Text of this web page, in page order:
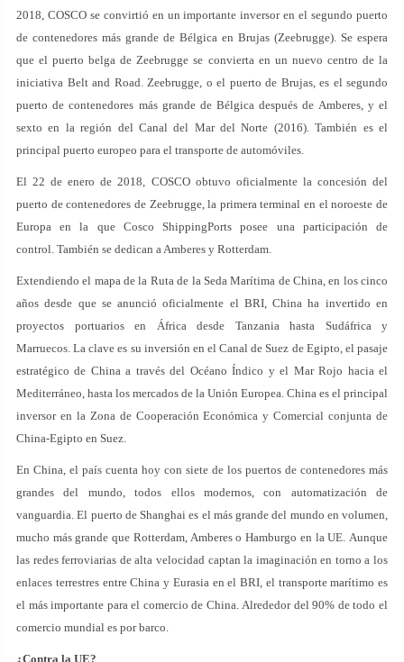
2018, COSCO se convirtió en un importante inversor en el segundo puerto
de contenedores más grande de Bélgica en Brujas (Zeebrugge). Se espera
que el puerto belga de Zeebrugge se convierta en un nuevo centro de la
iniciativa Belt and Road. Zeebrugge, o el puerto de Brujas, es el segundo
puerto de contenedores más grande de Bélgica después de Amberes, y el
sexto en la región del Canal del Mar del Norte (2016). También es el
principal puerto europeo para el transporte de automóviles.
El 22 de enero de 2018, COSCO obtuvo oficialmente la concesión del
puerto de contenedores de Zeebrugge, la primera terminal en el noroeste de
Europa en la que Cosco ShippingPorts posee una participación de
control. También se dedican a Amberes y Rotterdam.
Extendiendo el mapa de la Ruta de la Seda Marítima de China, en los cinco
años desde que se anunció oficialmente el BRI, China ha invertido en
proyectos portuarios en África desde Tanzania hasta Sudáfrica y
Marruecos. La clave es su inversión en el Canal de Suez de Egipto, el pasaje
estratégico de China a través del Océano Índico y el Mar Rojo hacia el
Mediterráneo, hasta los mercados de la Unión Europea. China es el principal
inversor en la Zona de Cooperación Económica y Comercial conjunta de
China-Egipto en Suez.
En China, el país cuenta hoy con siete de los puertos de contenedores más
grandes del mundo, todos ellos modernos, con automatización de
vanguardia. El puerto de Shanghai es el más grande del mundo en volumen,
mucho más grande que Rotterdam, Amberes o Hamburgo en la UE. Aunque
las redes ferroviarias de alta velocidad captan la imaginación en torno a los
enlaces terrestres entre China y Eurasia en el BRI, el transporte marítimo es
el más importante para el comercio de China. Alrededor del 90% de todo el
comercio mundial es por barco.
¿Contra la UE?